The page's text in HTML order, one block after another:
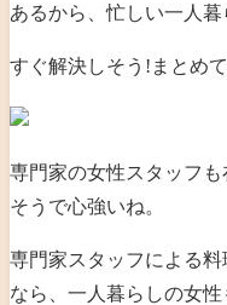
あるから、忙しい一人
すぐ解決しそう!まとめ
専門家の女性スタッフ
そうで心強いね。
専門家スタッフによる
なら、一人暮らしの女性